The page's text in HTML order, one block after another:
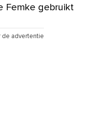
Femke gebruikt
de advertentie